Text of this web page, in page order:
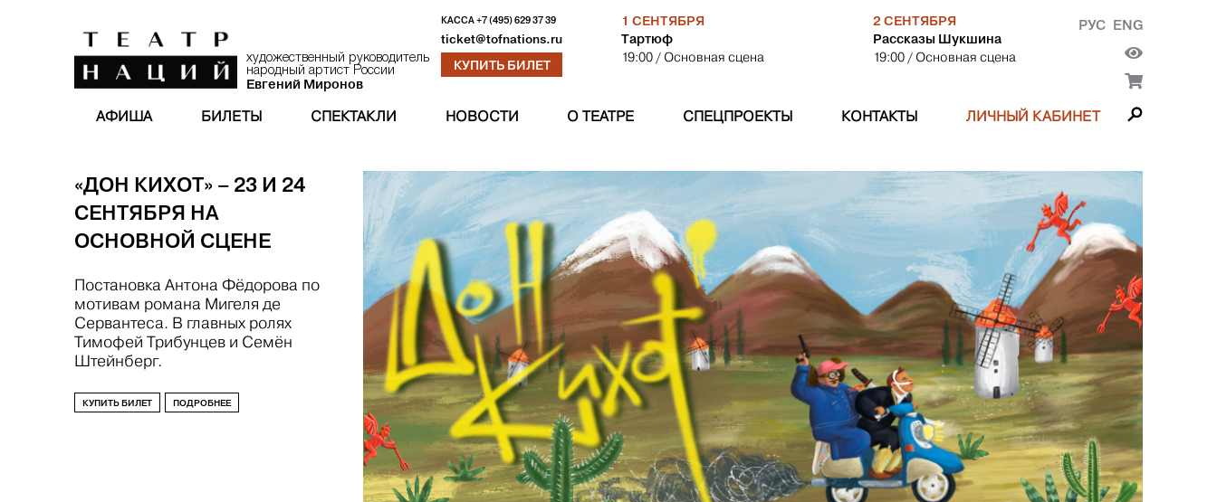
художественный руководитель
народный артист России
Евгений Миронов
КАССА+7 (495) 629 37 39
ticket@tofnations.ru
КУПИТЬ БИЛЕТ
1 СЕНТЯБРЯ
Тартюф
19:00 / Основная сцена
2 СЕНТЯБРЯ
Рассказы Шукшина
19:00 / Основная сцена
РУС ENG
АФИША БИЛЕТЫ СПЕКТАКЛИ НОВОСТИ О ТЕАТРЕ СПЕЦПРОЕКТЫ КОНТАКТЫ ЛИЧНЫЙ КАБИНЕТ
«ДОН КИХОТ» – 23 И 24
СЕНТЯБРЯ НА
ОСНОВНОЙ СЦЕНЕ
Постановка Антона Фёдорова по
мотивам романа Мигеля де
Сервантеса. В главных ролях
Тимофей Трибунцев и Семён
Штейнберг.
КУПИТЬ БИЛЕТ ПОДРОБНЕЕ